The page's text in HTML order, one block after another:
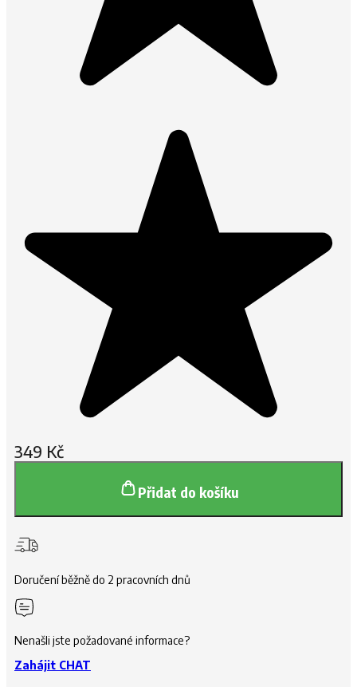
349 Kč
Přidat do košíku
Doručení běžně do 2 pracovních dnů
Nenašli jste požadované informace?
Zahájit CHAT